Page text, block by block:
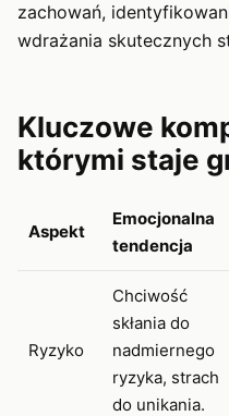
zachowań,
wdrażania skutecznych
Kluczowe
którymi staje
Aspekt
Emocjonalna
tendencja
Ryzyko
Chciwość
skłania do
nadmiernego
ryzyka, strach
do unikania.